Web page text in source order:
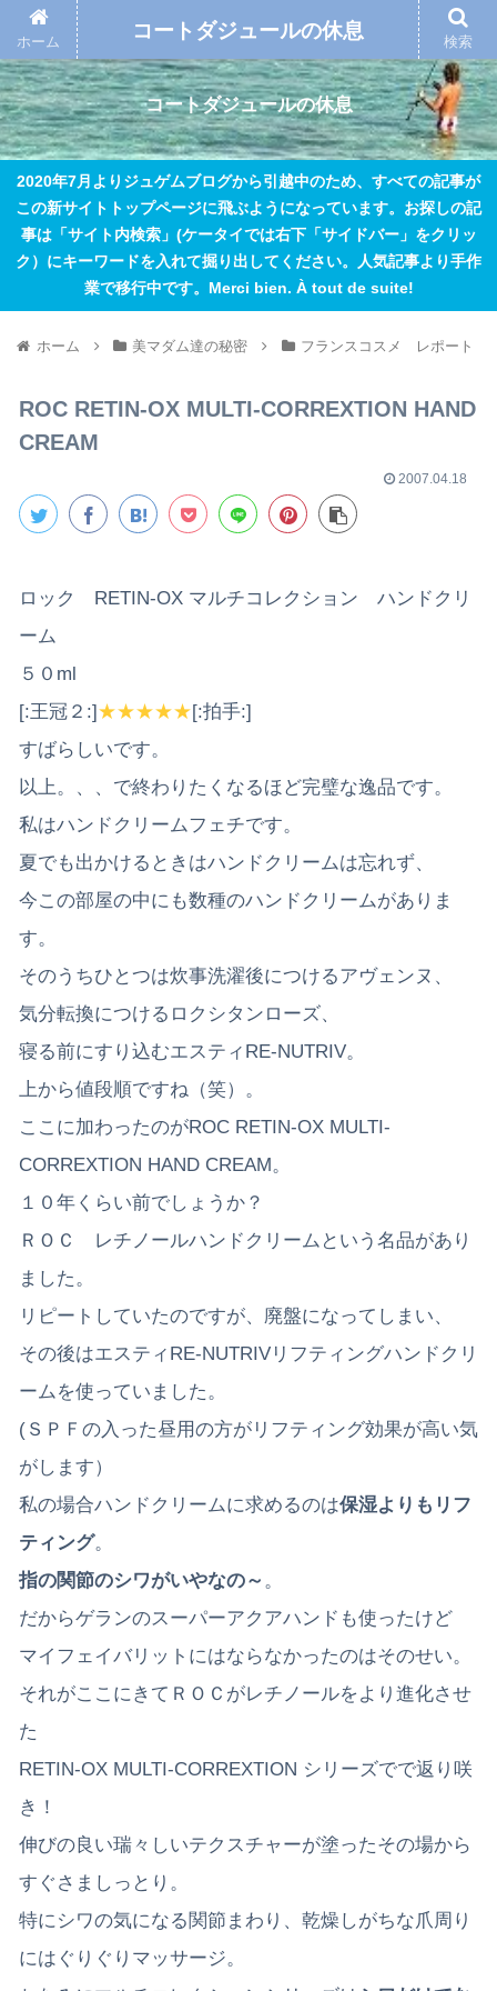
コートダジュールの休息
2020年7月よりジュゲムブログから引越中のため、すべての記事が
この新サイトトップページに飛ぶようになっています。お探しの記
事は「サイト内検索」(ケータイでは右下「サイドバー」をクリッ
ク）にキーワードを入れて掘り出してください。人気記事より手作
業で移行中です。Merci bien. À tout de suite!
ホーム 美マダム達の秘密 フランスコスメ レポート
ROC RETIN-OX MULTI-CORREXTION HAND
CREAM
2007.04.18
ロック RETIN-OX マルチコレクション ハンドクリ
ーム
５０ml
[:王冠２:] ★★★★★[:拍手:]
すばらしいです。
以上。、、で終わりたくなるほど完璧な逸品です。
私はハンドクリームフェチです。
夏でも出かけるときはハンドクリームは忘れず、
今この部屋の中にも数種のハンドクリームがありま
す。
そのうちひとつは炊事洗濯後につけるアヴェンヌ、
気分転換につけるロクシタンローズ、
寝る前にすり込むエスティRE-NUTRIV。
上から値段順ですね（笑）。
ここに加わったのがROC RETIN-OX MULTI-
CORREXTION HAND CREAM。
１０年くらい前でしょうか？
ＲＯＣ レチノールハンドクリームという名品があり
ました。
リピートしていたのですが、廃盤になってしまい、
その後はエスティRE-NUTRIVリフティングハンドクリ
ームを使っていました。
(ＳＰＦの入った昼用の方がリフティング効果が高い気
がします）
私の場合ハンドクリームに求めるのは保湿よりもリフ
ティング。
指の関節のシワがいやなの～ 。
だからゲランのスーパーアクアハンドも使ったけど
マイフェイバリットにはならなかったのはそのせい。
それがここにきてＲＯＣがレチノールをより進化させ
た
RETIN-OX MULTI-CORREXTION シリーズでで返り咲
き！
伸びの良い瑞々しいテクスチャーが塗ったその場から
すぐさましっとり。
特にシワの気になる関節まわり、乾燥しがちな爪周り
にはぐりぐりマッサージ。
ホーム コートダジュールの休息 検索